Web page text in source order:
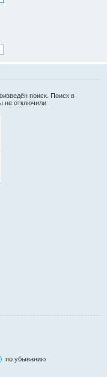
поиск. Поиск в
не отключили
по убыванию